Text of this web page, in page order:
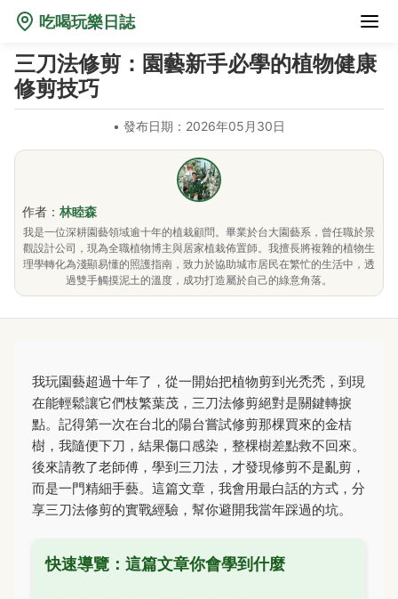
吃喝玩樂日誌
三刀法修剪：園藝新手必學的植物健康
修剪技巧
• 發布日期：2026年05月30日
作者： 林睦森
我是一位深耕園藝領域逾十年的植栽顧問。畢業於台大園藝系，曾任職於景
觀設計公司，現為全職植物博主與居家植栽佈置師。我擅長將複雜的植物生
理學轉化為淺顯易懂的照護指南，致力於協助城市居民在繁忙的生活中，透
過雙手觸摸泥土的溫度，成功打造屬於自己的綠意角落。
我玩園藝超過十年了，從一開始把植物剪到光禿禿，到現
在能輕鬆讓它們枝繁葉茂，三刀法修剪絕對是關鍵轉捩
點。記得第一次在台北的陽台嘗試修剪那棵買來的金桔
樹，我隨便下刀，結果傷口感染，整棵樹差點救不回來。
後來請教了老師傅，學到三刀法，才發現修剪不是亂剪，
而是一門精細手藝。這篇文章，我會用最白話的方式，分
享三刀法修剪的實戰經驗，幫你避開我當年踩過的坑。
快速導覽：這篇文章你會學到什麼